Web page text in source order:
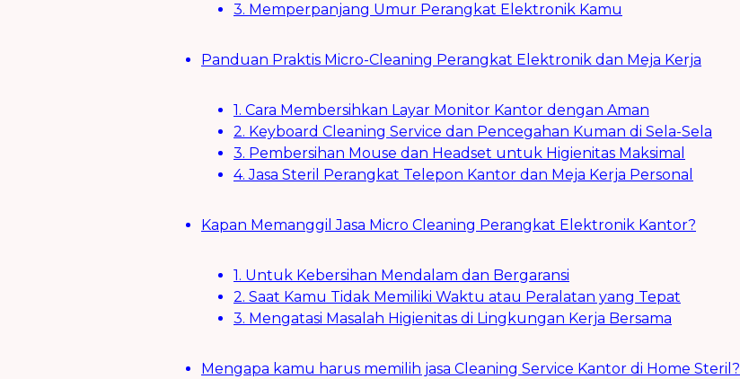
3. Memperpanjang Umur Perangkat Elektronik Kamu
Panduan Praktis Micro-Cleaning Perangkat Elektronik dan Meja Kerja
1. Cara Membersihkan Layar Monitor Kantor dengan Aman
2. Keyboard Cleaning Service dan Pencegahan Kuman di Sela-Sela
3. Pembersihan Mouse dan Headset untuk Higienitas Maksimal
4. Jasa Steril Perangkat Telepon Kantor dan Meja Kerja Personal
Kapan Memanggil Jasa Micro Cleaning Perangkat Elektronik Kantor?
1. Untuk Kebersihan Mendalam dan Bergaransi
2. Saat Kamu Tidak Memiliki Waktu atau Peralatan yang Tepat
3. Mengatasi Masalah Higienitas di Lingkungan Kerja Bersama
Mengapa kamu harus memilih jasa Cleaning Service Kantor di Home Steril?